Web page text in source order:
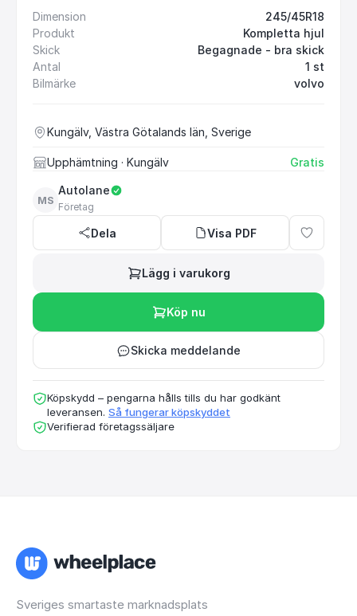
Dimension
245/45R18
Produkt
Kompletta hjul
Skick
Begagnade - bra skick
Antal
1 st
Bilmärke
volvo
Kungälv, Västra Götalands län, Sverige
Upphämtning · Kungälv Gratis
MS
Autolane
Företag
Dela Visa PDF
Lägg i varukorg
Köp nu
Skicka meddelande
Köpskydd – pengarna hålls tills du har godkänt
leveransen. Så fungerar köpskyddet
Verifierad företagssäljare
Sveriges smartaste marknadsplats